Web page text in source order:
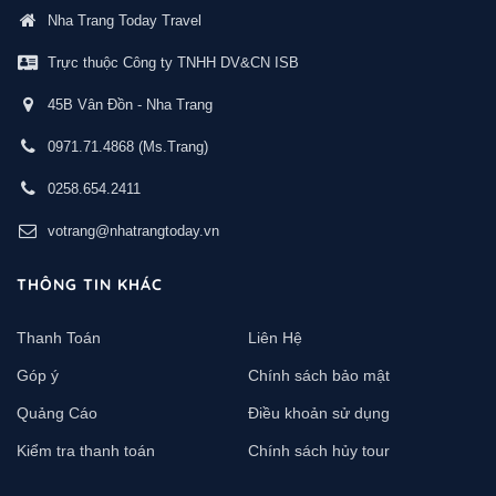
Nha Trang Today Travel
Trực thuộc Công ty TNHH DV&CN ISB
45B Vân Đồn - Nha Trang
0971.71.4868 (Ms.Trang)
0258.654.2411
votrang@nhatrangtoday.vn
THÔNG TIN KHÁC
Thanh Toán Liên Hệ
Góp ý Chính sách bảo mật
Quảng Cáo Điều khoản sử dụng
Kiểm tra thanh toán Chính sách hủy tour